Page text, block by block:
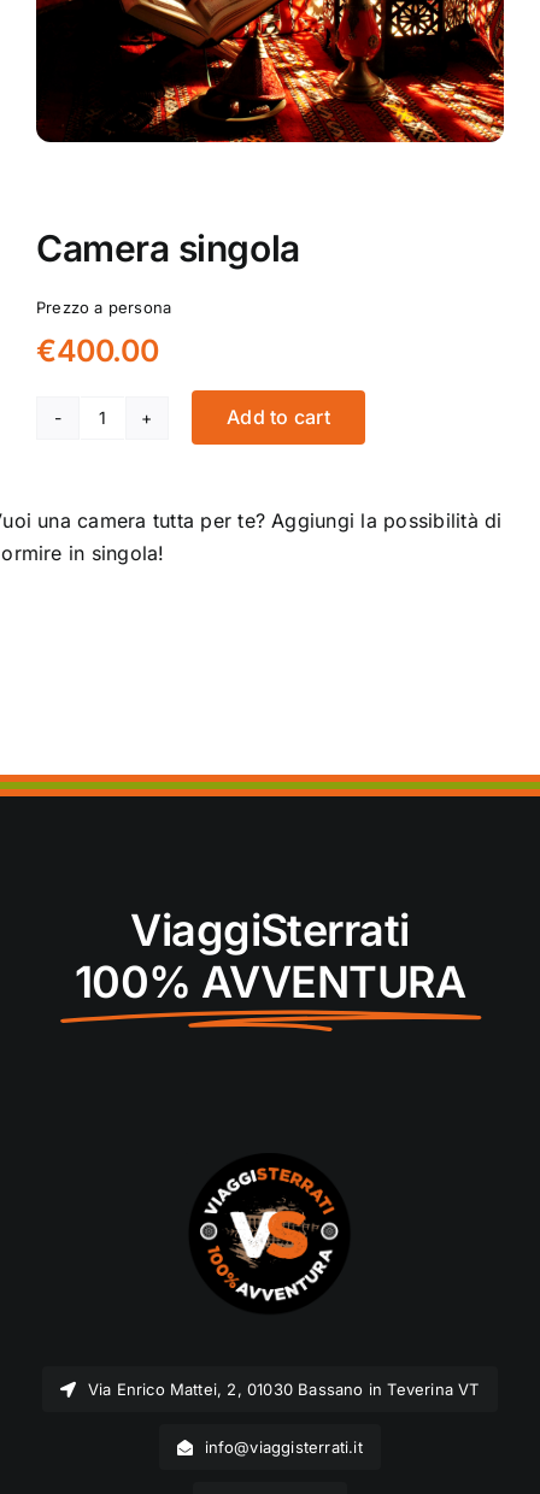
Camera singola
Prezzo a persona
€400.00
Camera
Add to cart
una camera tutta per te? Aggiungi la possibilità di
in singola!
ViaggiSterrati
100% AVVENTURA
Via Enrico Mattei, 2, 01030 Bassano in Teverina VT
info@viaggisterrati.it